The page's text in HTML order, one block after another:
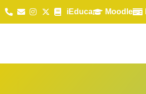
iEduca Moodle